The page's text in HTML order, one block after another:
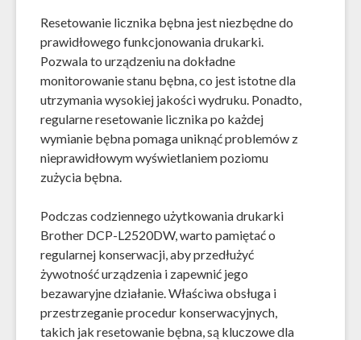
Resetowanie licznika bębna jest niezbędne do
prawidłowego funkcjonowania drukarki.
Pozwala to urządzeniu na dokładne
monitorowanie stanu bębna, co jest istotne dla
utrzymania wysokiej jakości wydruku. Ponadto,
regularne resetowanie licznika po każdej
wymianie bębna pomaga uniknąć problemów z
nieprawidłowym wyświetlaniem poziomu
zużycia bębna.
Podczas codziennego użytkowania drukarki
Brother DCP-L2520DW, warto pamiętać o
regularnej konserwacji, aby przedłużyć
żywotność urządzenia i zapewnić jego
bezawaryjne działanie. Właściwa obsługa i
przestrzeganie procedur konserwacyjnych,
takich jak resetowanie bębna, są kluczowe dla